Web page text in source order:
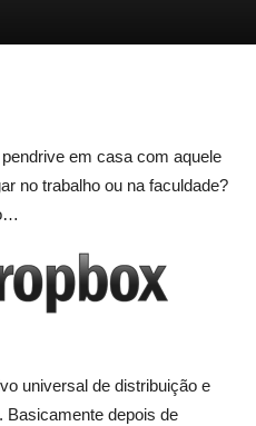
em casa com aquele
no trabalho ou na faculdade?
universal de distribuição e
Basicamente depois de